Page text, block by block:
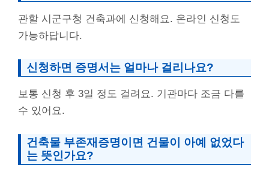
관할 시군구청 건축과에 신청해요. 온라인 신청도
가능하답니다.
신청하면 증명서는 얼마나 걸리나요?
보통 신청 후 3일 정도 걸려요. 기관마다 조금 다를
수 있어요.
건축물 부존재증명이면 건물이 아예 없었다
는 뜻인가요?